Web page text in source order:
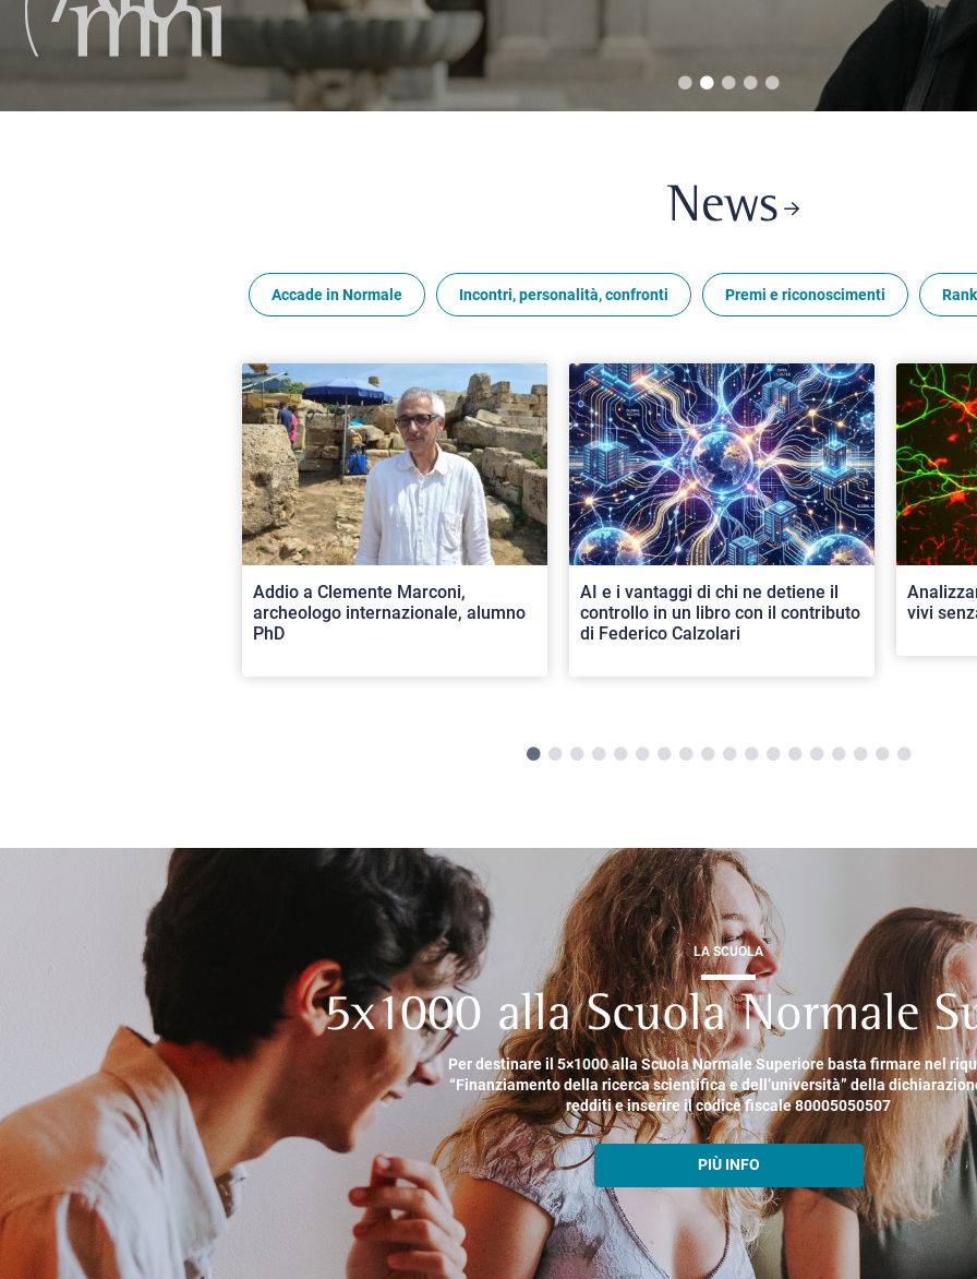
News
Accade in Normale Incontri, personalità, confronti Premi e riconoscimenti
Addio a Clemente Marconi,
archeologo internazionale, alumno
PhD
AI e i vantaggi di chi ne detiene il
controllo in un libro con il contributo
di Federico Calzolari
vivi
LA SCUOLA
5x1000 alla Scuola Normale
Per destinare il 5×1000 alla Scuola Normale Superiore basta firmare nel
“Finanziamento della ricerca scientifica e dell’università” della
redditi e inserire il codice fiscale 80005050507
PIÙ INFO